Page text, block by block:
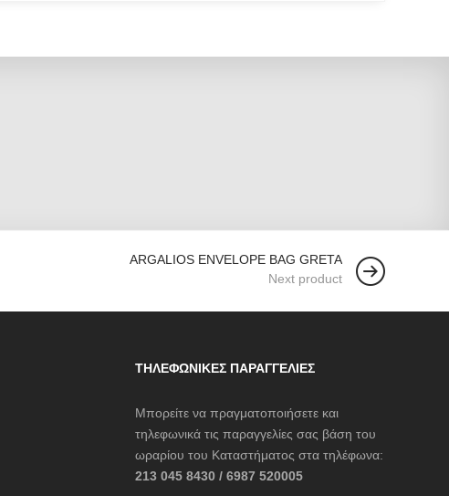
ARGALIOS ENVELOPE BAG GRETA
Next product
ΤΗΛΕΦΩΝΙΚΈΣ ΠΑΡΑΓΓΕΛΊΕΣ
Μπορείτε να πραγματοποιήσετε και
τηλεφωνικά τις παραγγελίες σας βάση του
ωραρίου του Καταστήματος στα τηλέφωνα:
213 045 8430 / 6987 520005